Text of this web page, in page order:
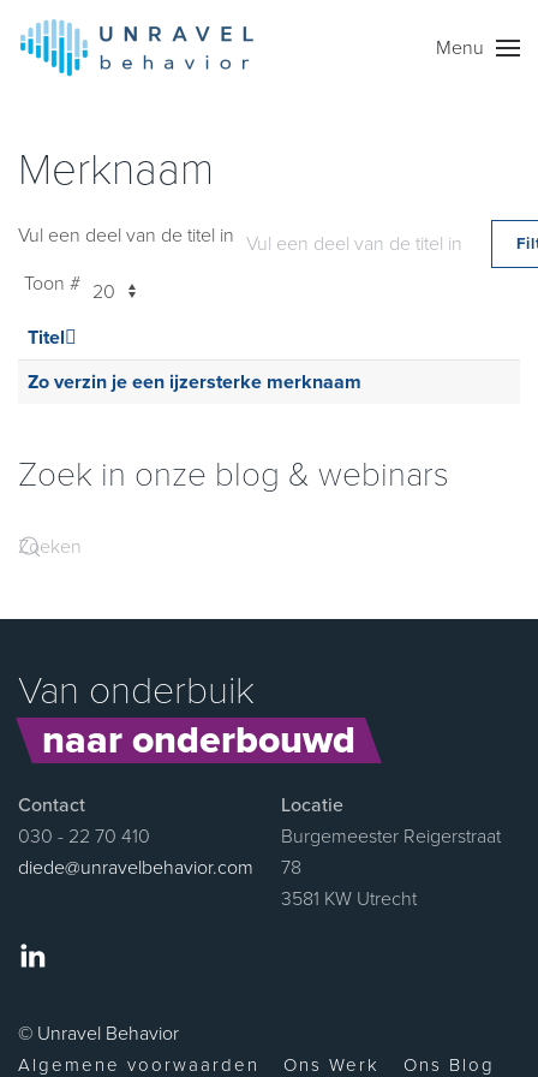
Skip to main content Menu
Merknaam
Vul een deel van de titel in
Toon #
Titel
Zo verzin je een ijzersterke merknaam
Zoek in onze blog & webinars
Van onderbuik
naar onderbouwd
Contact
030 - 22 70 410
diede@unravelbehavior.com
Locatie
Burgemeester Reigerstraat
78
3581 KW Utrecht
© Unravel Behavior
Algemene voorwaarden Ons Werk Ons Blog